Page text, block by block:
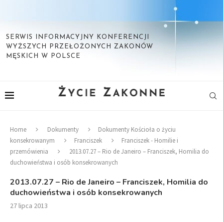
SERWIS INFORMACYJNY KONFERENCJI
WYŻSZYCH PRZEŁOŻONYCH ZAKONÓW
MĘSKICH W POLSCE
Home Dokumenty
Dokumenty Kościoła o życiu
konsekrowanym
Franciszek
Franciszek - Homilie i
przemówienia
2013.07.27 – Rio de Janeiro – Franciszek, Homilia do
duchowieństwa i osób konsekrowanych
2013.07.27 – Rio de Janeiro – Franciszek, Homilia do
duchowieństwa i osób konsekrowanych
27 lipca 2013